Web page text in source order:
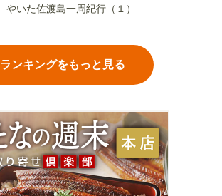
やいた佐渡島一周紀行（１）
ランキングをもっと見る